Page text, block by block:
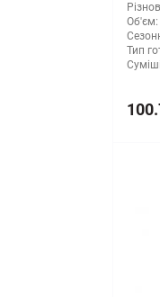
Об'єм:
Тип